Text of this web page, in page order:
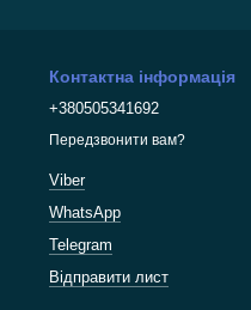
Контактна інформація
+380505341692
Передзвонити вам?
Viber
WhatsApp
Telegram
Відправити лист